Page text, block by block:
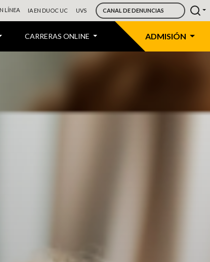
CARRERAS ONLINE ADMISIÓN
LÍNEA IA EN DUOC UC UVS CANAL DE DENUNCIAS